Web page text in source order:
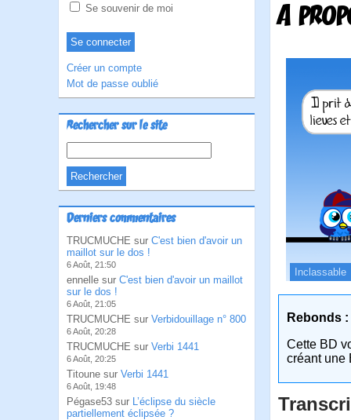
Se souvenir de moi
Créer un compte
Mot de passe oublié
Rechercher sur le site
Derniers commentaires
TRUCMUCHE sur C'est bien d'avoir un
maillot sur le dos !
6 Août, 21:50
ennelle sur C'est bien d'avoir un maillot
sur le dos !
6 Août, 21:05
TRUCMUCHE sur Verbidouillage n° 800
6 Août, 20:28
TRUCMUCHE sur Verbi 1441
6 Août, 20:25
Titoune sur Verbi 1441
6 Août, 19:48
Pégase53 sur L’éclipse du siècle
partiellement éclipsée ?
A
Inclassable
Rebonds :
Cette BD
créant une